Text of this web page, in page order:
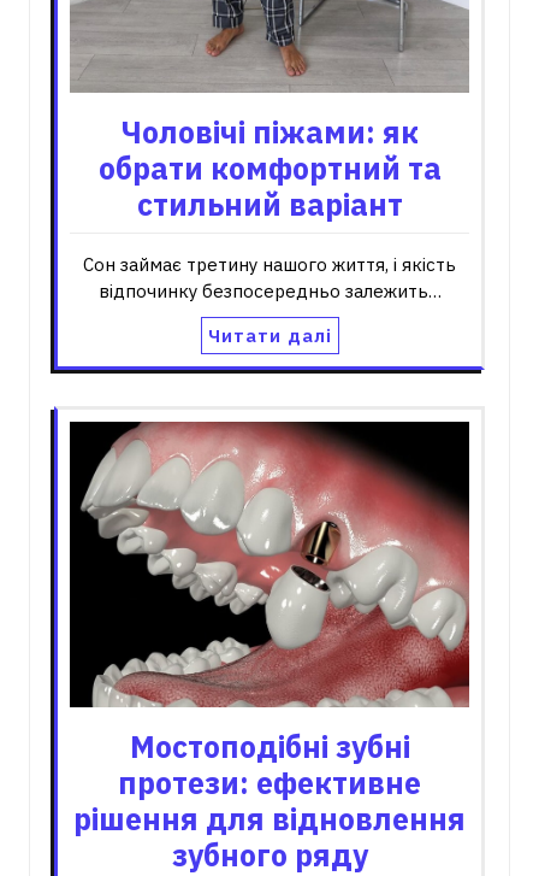
Чоловічі піжами: як
обрати комфортний та
стильний варіант
Сон займає третину нашого життя, і якість
відпочинку безпосередньо залежить…
Читати далі
Мостоподібні зубні
протези: ефективне
рішення для відновлення
зубного ряду